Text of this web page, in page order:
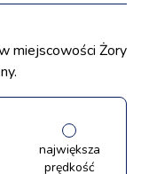
miejscowości Żory
największa
prędkość